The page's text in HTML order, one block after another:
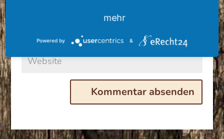
mehr
Powered by &